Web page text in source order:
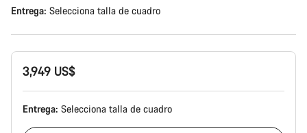
Entrega: Selecciona talla de cuadro
3,949 US$
Entrega: Selecciona talla de cuadro